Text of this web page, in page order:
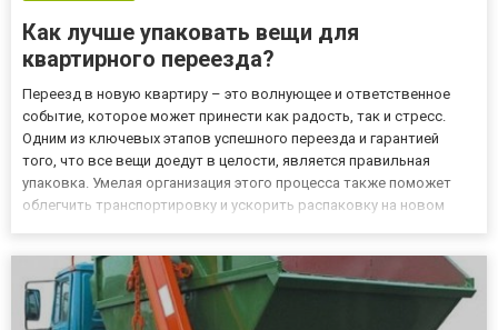
Как лучше упаковать вещи для
квартирного переезда?
Переезд в новую квартиру – это волнующее и ответственное
событие, которое может принести как радость, так и стресс.
Одним из ключевых этапов успешного переезда и гарантией
того, что все вещи доедут в целости, является правильная
упаковка. Умелая организация этого процесса также поможет
облегчить транспортировку и ускорить распаковку на новом
переез...